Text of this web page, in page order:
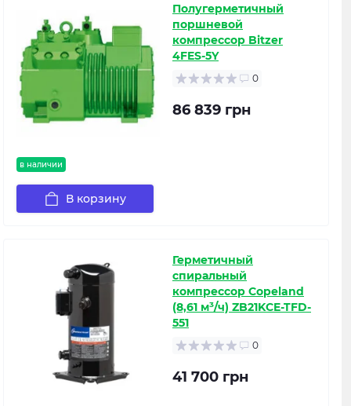
в наличии
Полугерметичный
поршневой
компрессор Bitzer
4FES-5Y
0
86 839 грн
В корзину
Герметичный
спиральный
компрессор Copeland
(8,61 м³/ч) ZB21KCE-TFD-
551
0
41 700 грн